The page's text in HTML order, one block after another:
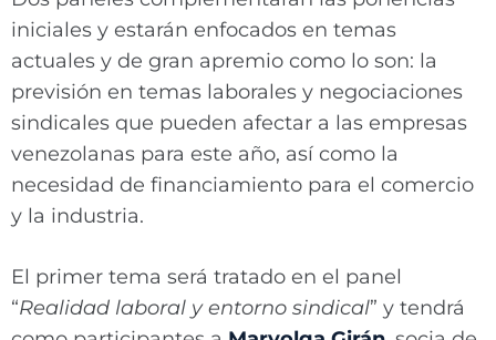
iniciales y estarán enfocados en temas
actuales y de gran apremio como lo son: la
previsión en temas laborales y negociaciones
sindicales que pueden afectar a las empresas
venezolanas para este año, así como la
necesidad de financiamiento para el comercio
y la industria.
El primer tema será tratado en el panel
“Realidad laboral y entorno sindical” y tendrá